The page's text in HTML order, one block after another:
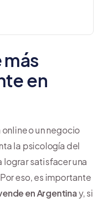
más
en
o un negocio
la psicología del
lograr satisfacer una
eso, es importante
en Argentina y, si